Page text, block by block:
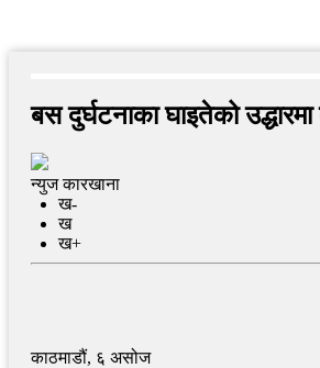
बस दुर्घटनाका घाइतेको
न्युज कारखाना
ख-
ख
ख+
काठमाडौं, ६ असोज